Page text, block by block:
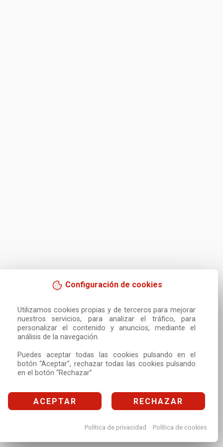
Configuración de cookies
Utilizamos cookies propias y de terceros para mejorar
nuestros servicios, para analizar el tráfico, para
personalizar el contenido y anuncios, mediante el
análisis de la navegación.
Puedes aceptar todas las cookies pulsando en el
botón “Aceptar”, rechazar todas las cookies pulsando
en el botón “Rechazar”
ACEPTAR RECHAZAR
Política de privacidad Política de cookies